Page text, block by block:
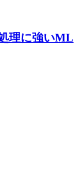
理に強いML